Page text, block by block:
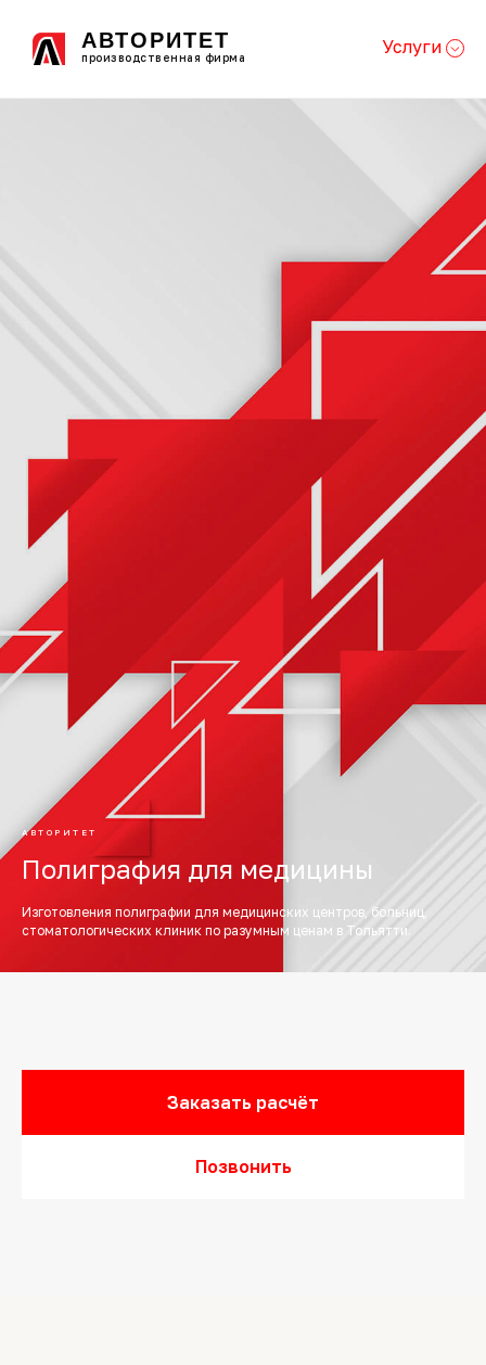
АВТОРИТЕТ
производственная фирма Услуги
АВТОРИТЕТ
Полиграфия для медицины
Изготовления полиграфии для медицинских центров, больниц,
стоматологических клиник по разумным ценам в Тольятти.
Заказать расчёт
Позвонить